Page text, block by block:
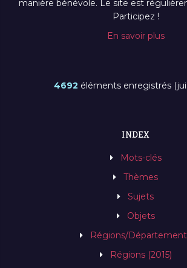
manière bénévole. Le site est
Participez !
En savoir plus
4692 éléments enregistrés
INDEX
Mots-clés
Thèmes
Sujets
Objets
Régions/
Régions (2015)